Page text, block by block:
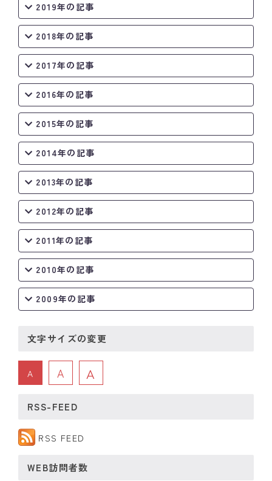
2019年の記事
2018年の記事
2017年の記事
2016年の記事
2015年の記事
2014年の記事
2013年の記事
2012年の記事
2011年の記事
2010年の記事
2009年の記事
文字サイズの変更
A A A
RSS-FEED
RSS FEED
WEB訪問者数